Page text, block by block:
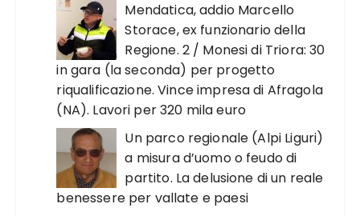
Mendatica, addio Marcello
Storace, ex funzionario della
Regione. 2 / Monesi di Triora: 30
in gara (la seconda) per progetto
riqualificazione. Vince impresa di Afragola
(NA). Lavori per 320 mila euro
Un parco regionale (Alpi Liguri)
a misura d’uomo o feudo di
partito. La delusione di un reale
benessere per vallate e paesi